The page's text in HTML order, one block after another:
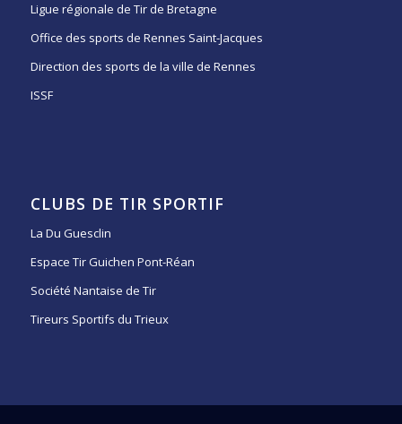
Ligue régionale de Tir de Bretagne
Office des sports de Rennes Saint-Jacques
Direction des sports de la ville de Rennes
ISSF
CLUBS DE TIR SPORTIF
La Du Guesclin
Espace Tir Guichen Pont-Réan
Société Nantaise de Tir
Tireurs Sportifs du Trieux